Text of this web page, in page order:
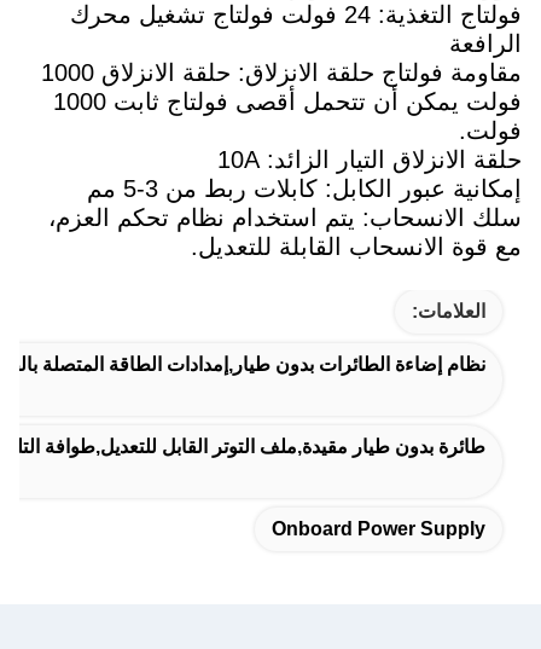
فولتاج التغذية: 24 فولت فولتاج تشغيل محرك
الرافعة
مقاومة فولتاج حلقة الانزلاق: حلقة الانزلاق 1000
فولت يمكن أن تتحمل أقصى فولتاج ثابت 1000
فولت.
حلقة الانزلاق التيار الزائد: 10A
إمكانية عبور الكابل: كابلات ربط من 3-5 مم
سلك الانسحاب: يتم استخدام نظام تحكم العزم،
مع قوة الانسحاب القابلة للتعديل.
العلامات:
نظام إضاءة الطائرات بدون طيار,إمدادات الطاقة المتصلة
طائرة بدون طيار مقيدة,ملف التوتر القابل للتعديل,طوافة
Onboard Power Supply